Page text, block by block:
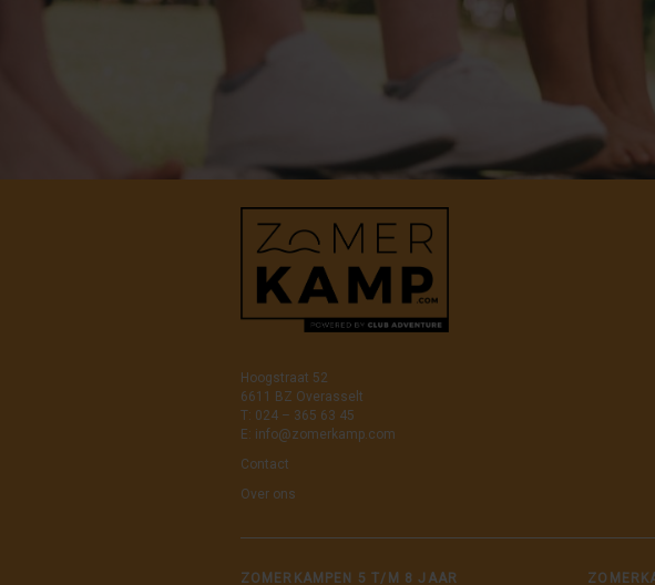
Hoogstraat 52
6611 BZ Overasselt
T: 024 – 365 63 45
E: info@zomerkamp.com
Contact
Over ons
ZOMERKAMPEN 5 T/M 8 JAAR